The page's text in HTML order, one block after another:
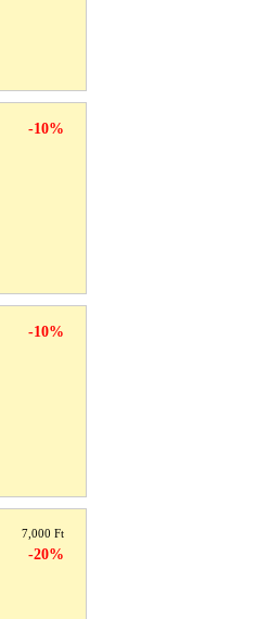
-10%
-10%
7,000 Ft
-20%